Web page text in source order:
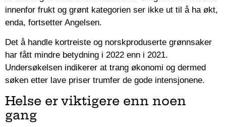
innenfor frukt og grønt kategorien ser ikke ut til å ha økt,
enda, fortsetter Angelsen.
Det å handle kortreiste og norskproduserte grønnsaker
har fått mindre betydning i 2022 enn i 2021.
Undersøkelsen indikerer at trang økonomi og dermed
søken etter lave priser trumfer de gode intensjonene.
Helse er viktigere enn noen
gang